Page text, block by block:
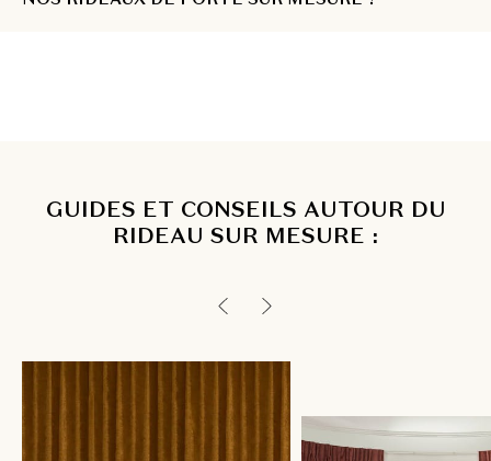
GUIDES ET CONSEILS AUTOUR DU
RIDEAU SUR MESURE :